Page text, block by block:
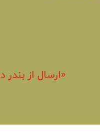
«​ارسال از بندر دیلم و شهر بهبهان»